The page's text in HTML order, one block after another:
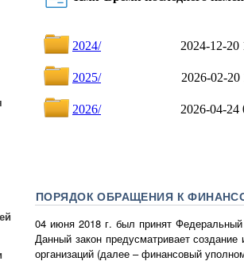
ПОРЯДОК ОБРАЩЕНИЯ К
04 июня 2018 г. был принят
Данный закон предусматривает
организаций (далее – финансовый